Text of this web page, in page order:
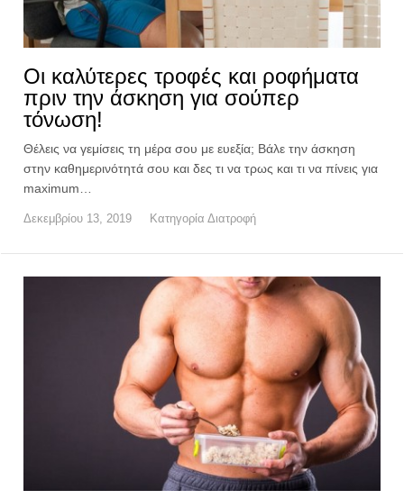
Οι καλύτερες τροφές και ροφήματα
πριν την άσκηση για σούπερ
τόνωση!
Θέλεις να γεμίσεις τη μέρα σου με ευεξία; Βάλε την άσκηση
στην καθημερινότητά σου και δες τι να τρως και τι να πίνεις για
maximum…
Δεκεμβρίου 13, 2019 Κατηγορία Διατροφή